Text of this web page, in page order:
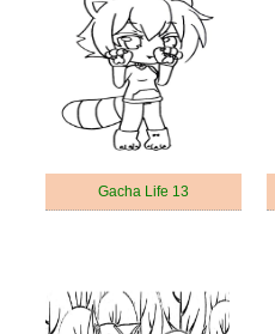
Gacha Life 13